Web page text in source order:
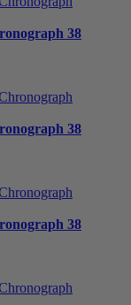
38
38
38